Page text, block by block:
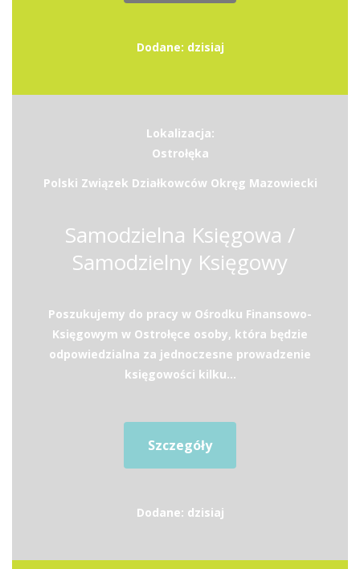
Dodane: dzisiaj
Lokalizacja:
Ostrołęka
Polski Związek Działkowców Okręg Mazowiecki
Samodzielna Księgowa /
Samodzielny Księgowy
Poszukujemy do pracy w Ośrodku Finansowo-
Księgowym w Ostrołęce osoby, która będzie
odpowiedzialna za jednoczesne prowadzenie
księgowości kilku...
Szczegóły
Dodane: dzisiaj